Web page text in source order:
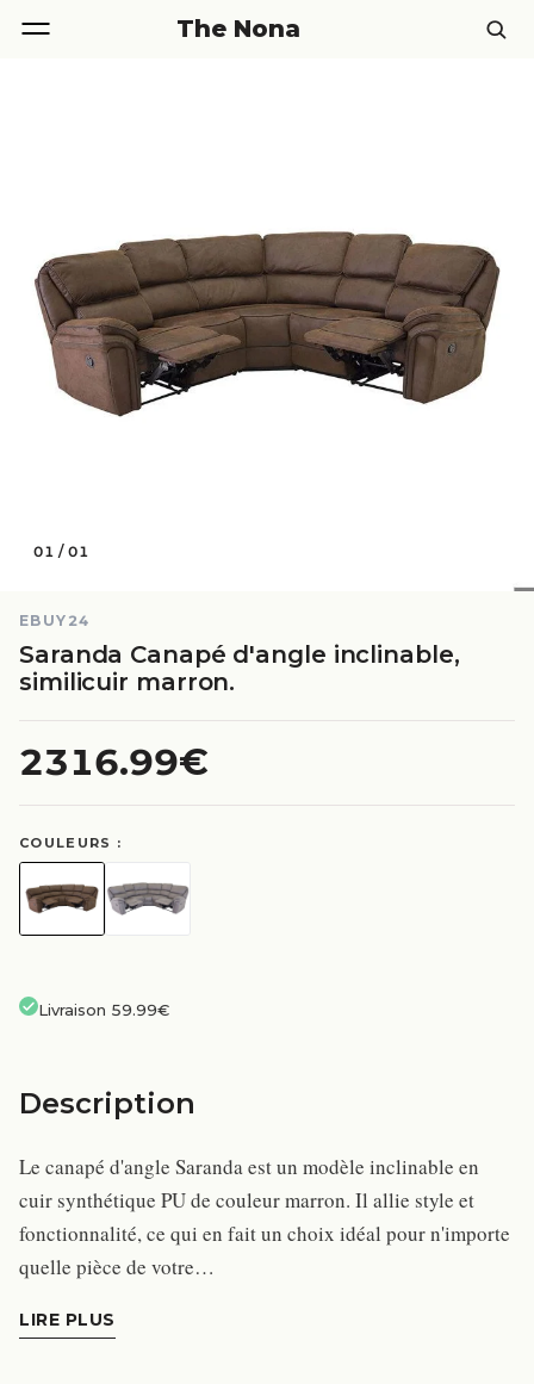
The Nona
01 /01
EBUY24
Saranda Canapé d'angle inclinable,
similicuir marron.
2316.99€
COULEURS :
Livraison 59.99€
Description
Le canapé d'angle Saranda est un modèle inclinable en
cuir synthétique PU de couleur marron. Il allie style et
fonctionnalité, ce qui en fait un choix idéal pour n'importe
quelle pièce de votre…
LIRE PLUS